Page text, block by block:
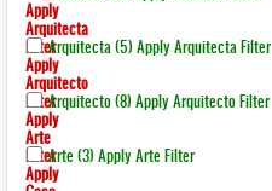
Apply
Arquitecta
FilterArquitecta (5) Apply Arquitecta Filter
Apply
Arquitecto
FilterArquitecto (8) Apply Arquitecto Filter
Apply
Arte
FilterArte (3) Apply Arte Filter
Apply